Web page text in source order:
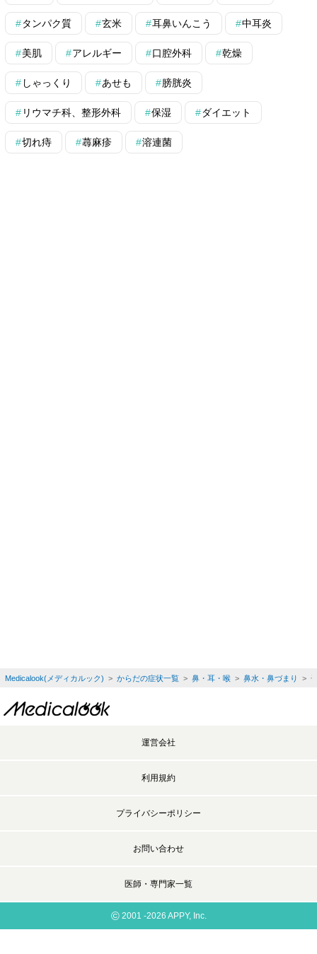
タンパク質 玄米 耳鼻いんこう 中耳炎
美肌 アレルギー 口腔外科 乾燥
しゃっくり あせも 膀胱炎
リウマチ科、整形外科 保湿 ダイエット
切れ痔 蕁麻疹 溶連菌
Medicalook(メディカルック) > からだの症状一覧> 鼻・耳・喉> 鼻水・鼻づまり >
運営会社
利用規約
プライバシーポリシー
お問い合わせ
医師・専門家一覧
©2001 -2026 APPY, Inc.